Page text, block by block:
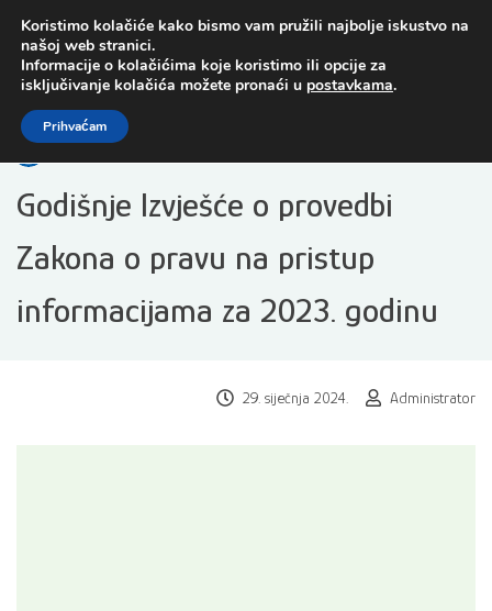
Open toolbar
sadržaj
Godišnje Izvješće o provedbi
Zakona o pravu na pristup
informacijama za 2023. godinu
29. siječnja 2024. Administrator
Koristimo kolačiće kako bismo vam pružili najbolje iskustvo na
našoj web stranici.
Informacije o kolačićima koje koristimo ili opcije za
isključivanje kolačića možete pronaći u postavkama.
Prihvaćam